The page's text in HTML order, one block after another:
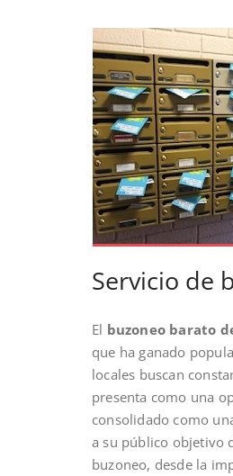
Servicio de
El buzoneo barato
que ha ganado
locales buscan
presenta como una
consolidado como
a su público objetivo
buzoneo, desde la